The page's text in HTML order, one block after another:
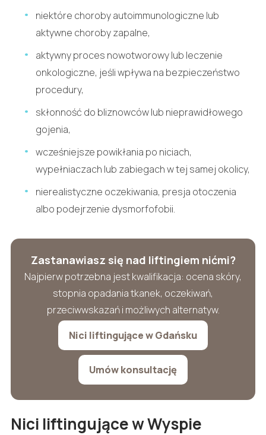
niektóre choroby autoimmunologiczne lub
aktywne choroby zapalne,
aktywny proces nowotworowy lub leczenie
onkologiczne, jeśli wpływa na bezpieczeństwo
procedury,
skłonność do bliznowców lub nieprawidłowego
gojenia,
wcześniejsze powikłania po niciach,
wypełniaczach lub zabiegach w tej samej okolicy,
nierealistyczne oczekiwania, presja otoczenia
albo podejrzenie dysmorfofobii.
Zastanawiasz się nad liftingiem nićmi?
Najpierw potrzebna jest kwalifikacja: ocena skóry,
stopnia opadania tkanek, oczekiwań,
przeciwwskazań i możliwych alternatyw.
Nici liftingujące w Gdańsku
Umów konsultację
Nici liftingujące w Wyspie